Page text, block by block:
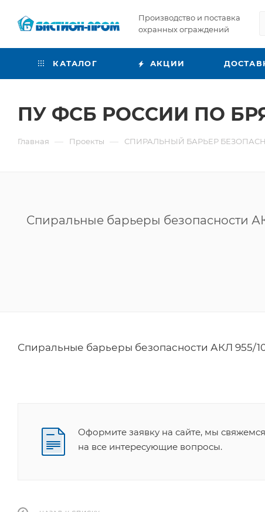
Производство и поставка
охранных ограждений
КАТАЛОГ АКЦИИ
ПУ ФСБ РОССИИ ПО
Главная — Проекты — СПИРАЛЬНЫЙ БАРЬЕР
Спиральные барьеры безопасности
Спиральные барьеры безопасности АКЛ 955/
Оформите заявку на сайте, мы
на все интересующие вопросы.